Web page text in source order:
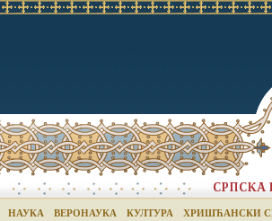
НАУКА ВЕРОНАУКА КУЛТУРА ХРИШЋАНСКИ